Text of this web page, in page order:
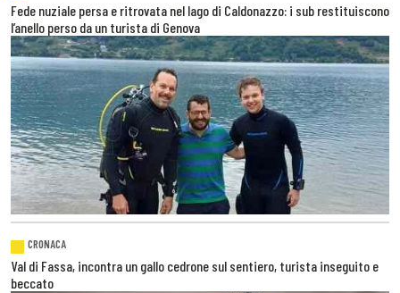
Fede nuziale persa e ritrovata nel lago di Caldonazzo: i sub restituiscono
l’anello perso da un turista di Genova
CRONACA
Val di Fassa, incontra un gallo cedrone sul sentiero, turista inseguito e
beccato